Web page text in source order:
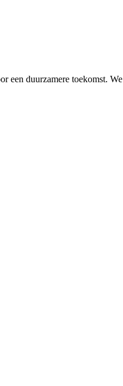
duurzamere toekomst.